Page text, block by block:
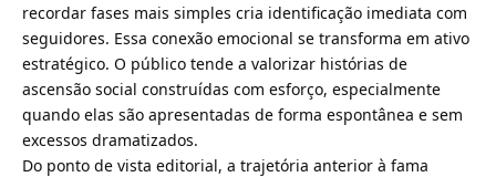
recordar fases mais simples cria identificação imediata com
seguidores. Essa conexão emocional se transforma em ativo
estratégico. O público tende a valorizar histórias de
ascensão social construídas com esforço, especialmente
quando elas são apresentadas de forma espontânea e sem
excessos dramatizados.
Do ponto de vista editorial, a trajetória anterior à fama